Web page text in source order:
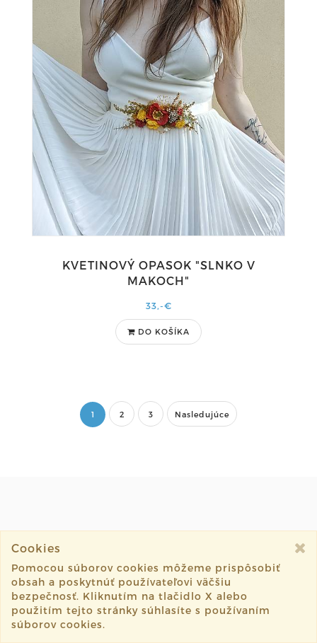
KVETINOVÝ OPASOK "SLNKO V
MAKOCH"
33,-€
DO KOŠÍKA
1 2 3 Nasledujúce
Vedúca dielničky, ponuky spolupráce a kontakt
osobného odberu - Michaela Ďurišová
00421917088983
Cookies
Pomocou súborov cookies môžeme prispôsobiť
obsah a poskytnúť používateľovi väčšiu
bezpečnosť. Kliknutím na tlačidlo X alebo
použitím tejto stránky súhlasíte s používaním
súborov cookies.